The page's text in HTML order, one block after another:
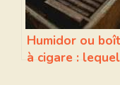
Humidor ou
à cigare : lequel